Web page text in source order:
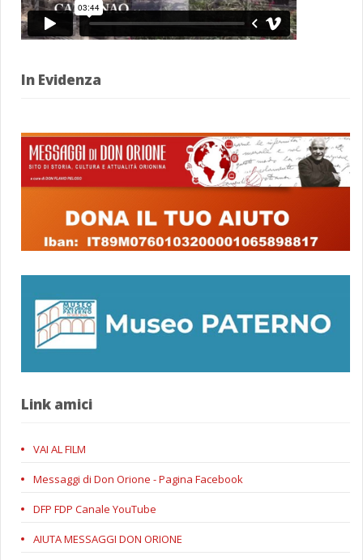
In Evidenza
Link amici
VAI AL FILM
Messaggi di Don Orione - Pagina Facebook
DFP FDP Canale YouTube
AIUTA MESSAGGI DON ORIONE